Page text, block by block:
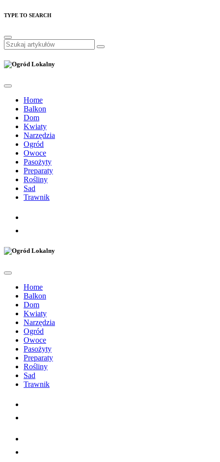
TYPE TO SEARCH
Home
Balkon
Dom
Kwiaty
Narzędzia
Ogród
Owoce
Pasożyty
Preparaty
Rośliny
Sad
Trawnik
Home
Balkon
Dom
Kwiaty
Narzędzia
Ogród
Owoce
Pasożyty
Preparaty
Rośliny
Sad
Trawnik